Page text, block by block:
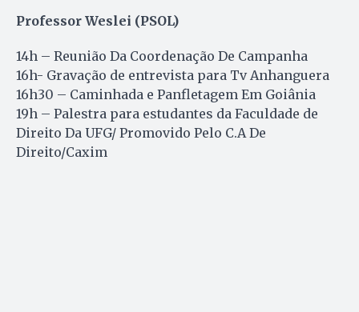
Professor Weslei (PSOL)
14h – Reunião Da Coordenação De Campanha
16h- Gravação de entrevista para Tv Anhanguera
16h30 – Caminhada e Panfletagem Em Goiânia
19h – Palestra para estudantes da Faculdade de
Direito Da UFG/ Promovido Pelo C.A De
Direito/Caxim